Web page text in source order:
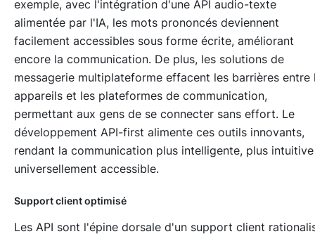
exemple, avec l'intégration d'une API audio-texte
alimentée par l'IA, les mots prononcés deviennent
facilement accessibles sous forme écrite, améliorant
encore la communication. De plus, les solutions de
messagerie multiplateforme effacent les barrières entre
appareils et les plateformes de communication,
permettant aux gens de se connecter sans effort. Le
développement API-first alimente ces outils innovants,
rendant la communication plus intelligente, plus
universellement accessible.
Support client optimisé
Les API sont l'épine dorsale d'un support client